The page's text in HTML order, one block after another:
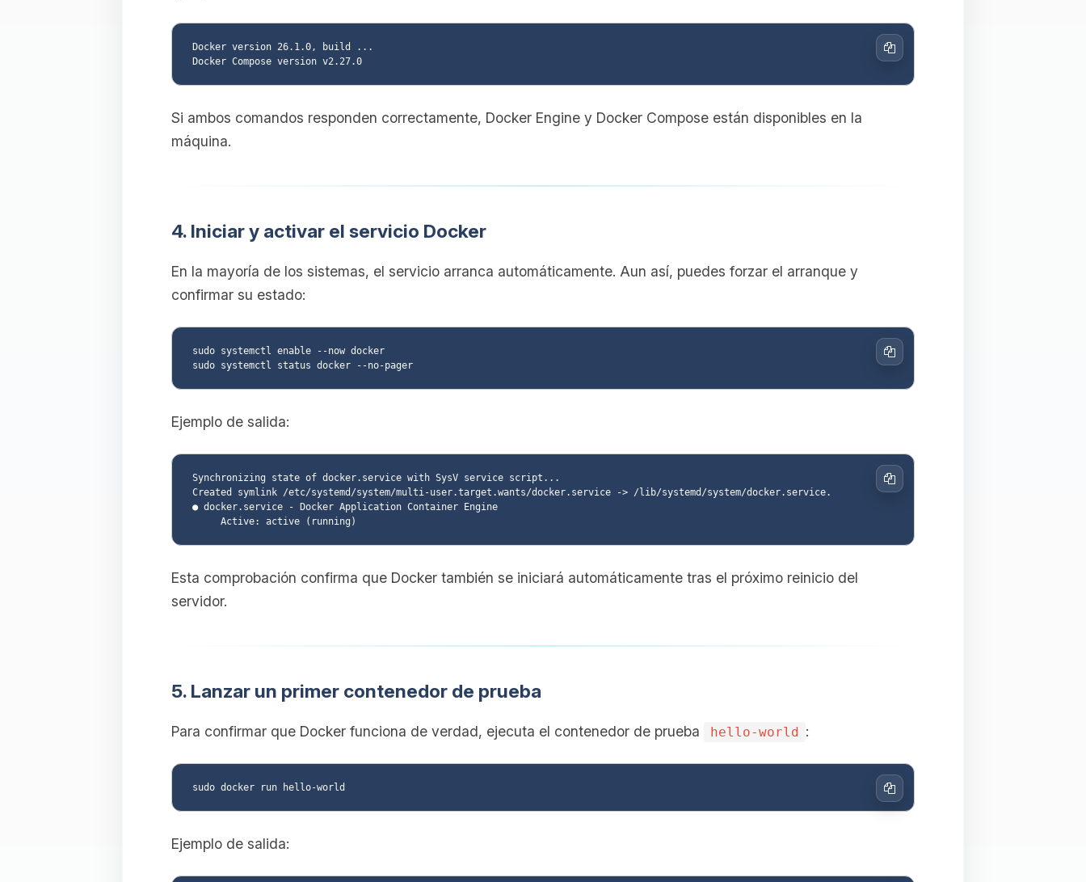
Docker version 26.1.0, build ...
Docker Compose version v2.27.0
Copiar
Si ambos comandos responden correctamente, Docker Engine y Docker Compose están disponibles en la
máquina.
4. Iniciar y activar el servicio Docker
En la mayoría de los sistemas, el servicio arranca automáticamente. Aun así, puedes forzar el arranque y
confirmar su estado:
sudo systemctl enable --now docker
sudo systemctl status docker --no-pager
Copiar
Ejemplo de salida:
Synchronizing state of docker.service with SysV service script...
Created symlink /etc/systemd/system/multi-user.target.wants/docker.service -> /lib/systemd/system/docker.service.
● docker.service - Docker Application Container Engine
Copiar
Esta comprobación confirma que Docker también se iniciará automáticamente tras el próximo reinicio del
servidor.
5. Lanzar un primer contenedor de prueba
Para confirmar que Docker funciona de verdad, ejecuta el contenedor de prueba hello-world :
Copiar
Ejemplo de salida: